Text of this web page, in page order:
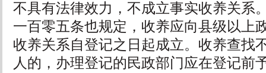
不具有法律效力，不成立事实收养关系
一百零五条也规定，收养应向县级以上
收养关系自登记之日起成立。收养查找
人的，办理登记的民政部门应在登记前